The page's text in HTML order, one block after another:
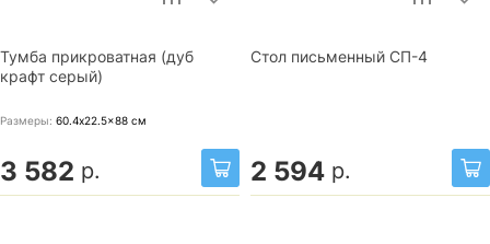
Тумба прикроватная (дуб
крафт серый)
Размеры: 60.4x22.5x88 см
3 582 р.
Стол письменный СП-4
2 594 р.